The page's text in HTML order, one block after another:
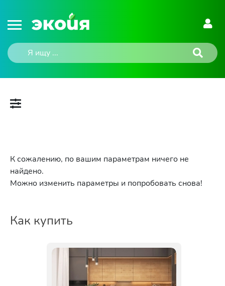
К сожалению, по вашим параметрам ничего не
найдено.
Можно изменить параметры и попробовать снова!
Как купить